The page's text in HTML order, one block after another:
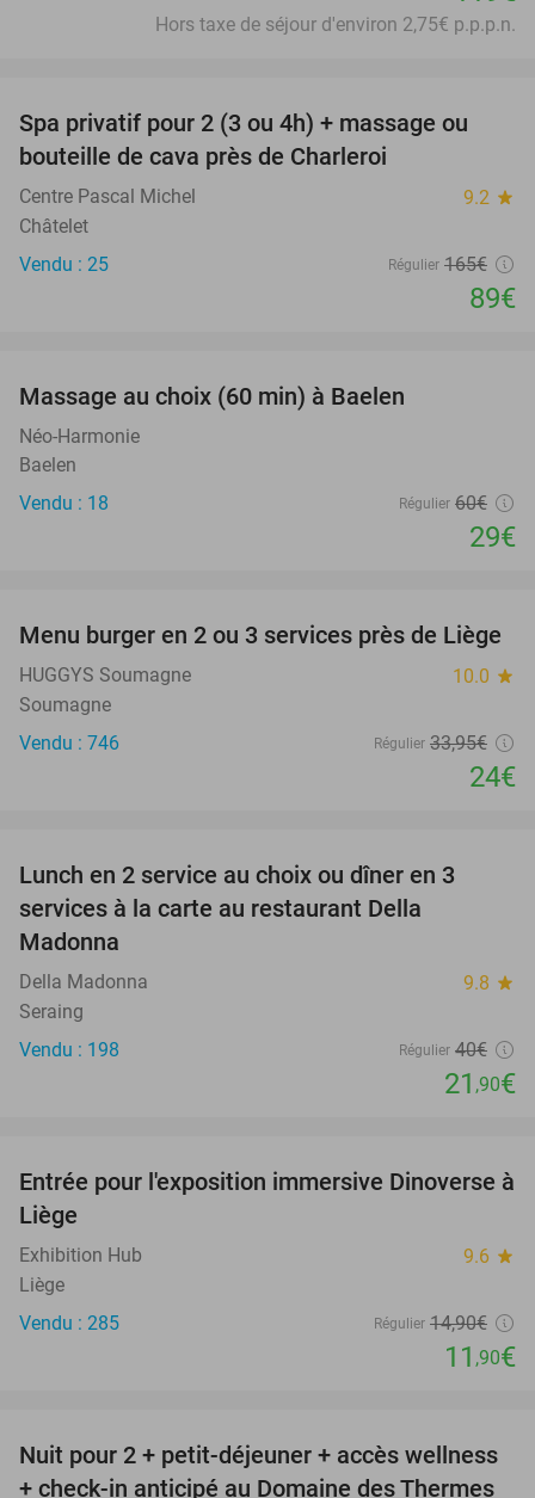
Hors taxe de séjour d'environ 2,75€ p.p.p.n.
46%
Spa privatif pour 2 (3 ou 4h) + massage ou
bouteille de cava près de Charleroi
Centre Pascal Michel 9.2 star
Châtelet
Vendu : 25
Régulier 165€
89€
Massage au choix (60 min) à Baelen
Néo-Harmonie
Baelen
Vendu : 18
Régulier 60€
29€
29%
Menu burger en 2 ou 3 services près de Liège
HUGGYS Soumagne 10.0 star
Soumagne
Vendu : 746
Régulier 33,95€
24€
Lunch en 2 service au choix ou dîner en 3
services à la carte au restaurant Della
Madonna
Della Madonna 9.8 star
Seraing
Vendu : 198
Régulier 40€
21 ,90€
20%
Entrée pour l'exposition immersive Dinoverse à
Liège
Exhibition Hub 9.6 star
Liège
Vendu : 285
Régulier 14,90€
11 ,90€
33%
Nuit pour 2 + petit-déjeuner + accès wellness
+ check-in anticipé au Domaine des Thermes